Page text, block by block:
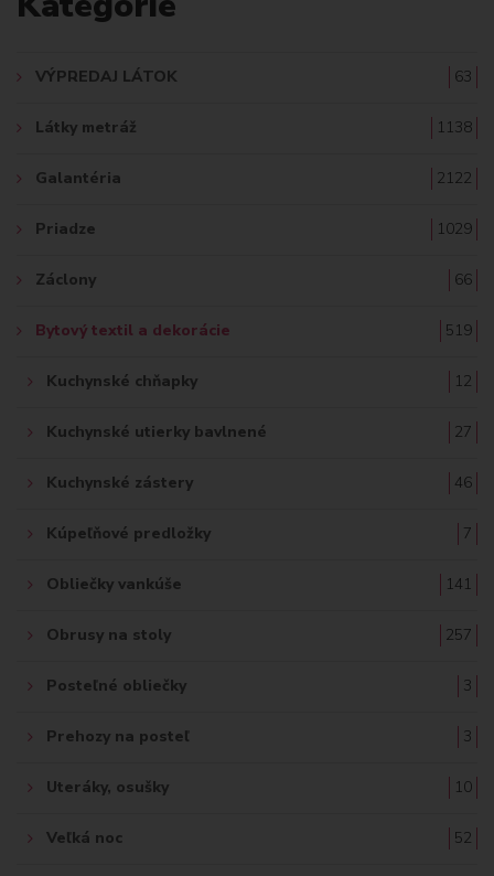
e
D
VÝPREDAJ LÁTOK 63
Látky metráž 1138
Galantéria 2122
Priadze 1029
Záclony 66
Bytový textil a dekorácie 519
Kuchynské chňapky 12
Kuchynské utierky bavlnené 27
Kuchynské zástery 46
Kúpeľňové predložky 7
Obliečky vankúše 141
Obrusy na stoly 257
Posteľné obliečky 3
Prehozy na posteľ 3
Uteráky, osušky 10
Veľká noc 52